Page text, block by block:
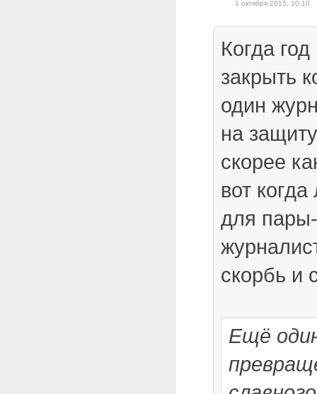
1 октября 2015, 10:10
Когда
закрыть
один
на
скорее
вот
для
скорбь и
Ещё